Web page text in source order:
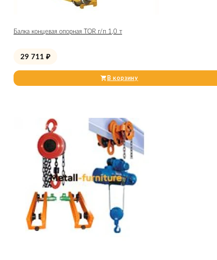
Балка концевая опорная TOR г/п 1,0 т
29 711 ₽
В корзину